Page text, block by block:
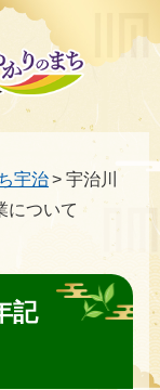
宇治> 宇治川
について
記